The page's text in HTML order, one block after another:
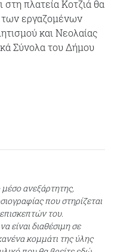
πλατεία Κοτζιά θα
των εργαζομένων
και Νεολαίας
Σύνολα του Δήμου
ανεξάρτητης,
που στηρίζεται
του.
είναι διαθέσιμη σε
κομμάτι της ύλης